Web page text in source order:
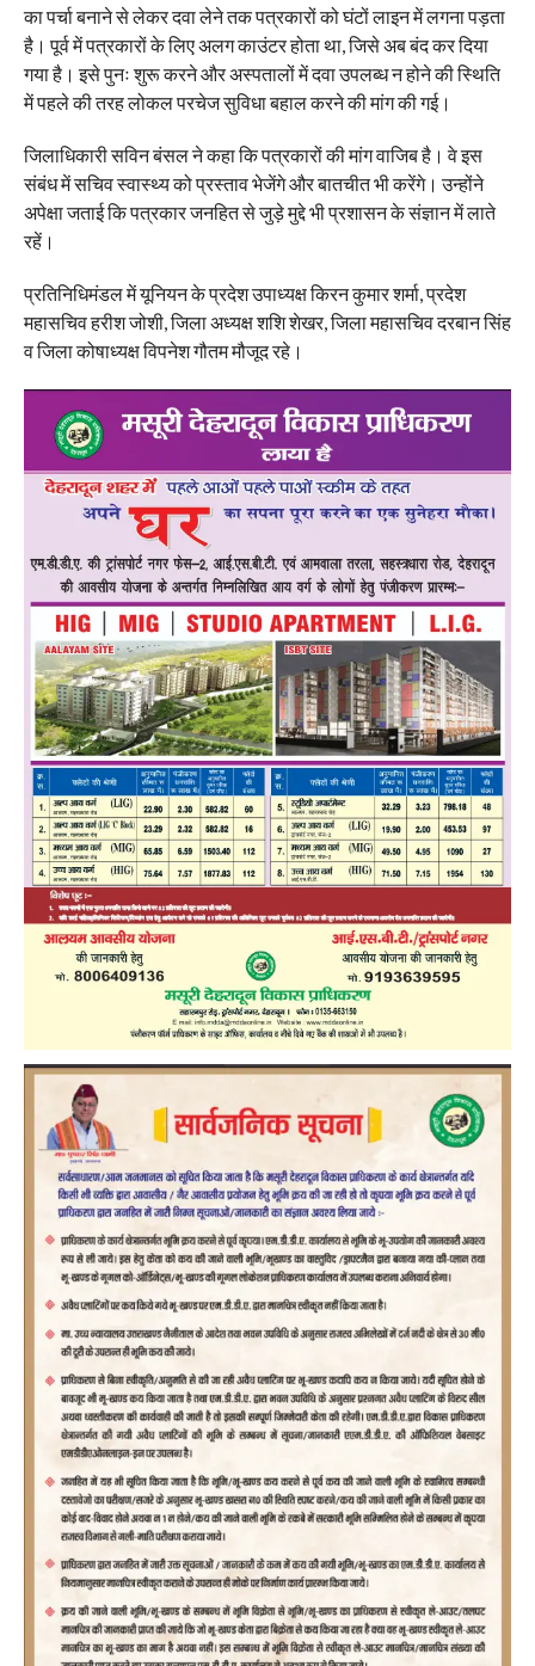
का पर्चा बनाने से लेकर दवा लेने तक पत्रकारों को घंटों लाइन में लगना पड़ता
है। पूर्व में पत्रकारों के लिए अलग काउंटर होता था, जिसे अब बंद कर दिया
गया है। इसे पुनः शुरू करने और अस्पतालों में दवा उपलब्ध न होने की स्थिति
में पहले की तरह लोकल परचेज सुविधा बहाल करने की मांग की गई।
जिलाधिकारी सविन बंसल ने कहा कि पत्रकारों की मांग वाजिब है। वे इस
संबंध में सचिव स्वास्थ्य को प्रस्ताव भेजेंगे और बातचीत भी करेंगे। उन्होंने
अपेक्षा जताई कि पत्रकार जनहित से जुड़े मुद्दे भी प्रशासन के संज्ञान में लाते
रहें।
प्रतिनिधिमंडल में यूनियन के प्रदेश उपाध्यक्ष किरन कुमार शर्मा, प्रदेश
महासचिव हरीश जोशी, जिला अध्यक्ष शशि शेखर, जिला महासचिव दरबान सिंह
व जिला कोषाध्यक्ष विपनेश गौतम मौजूद रहे।